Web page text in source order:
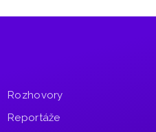
Rozhovory
Reportáže